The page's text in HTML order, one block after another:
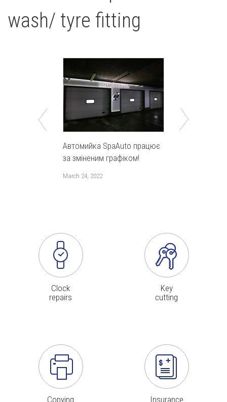
wash/ tyre fitting
Автомийка SpaAuto працює
за зміненим графіком!
March 24, 2022
Clock
repairs
Key
cutting
Copying
Insurance